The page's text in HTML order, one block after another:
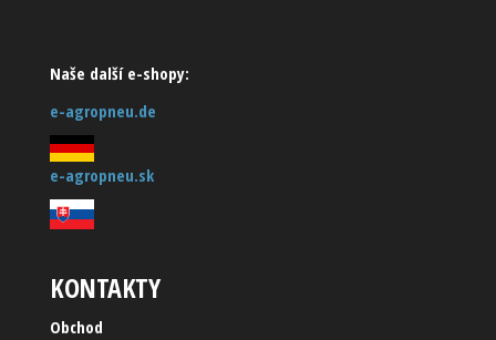
Naše další e-shopy:
e-agropneu.de
e-agropneu.sk
KONTAKTY
Obchod